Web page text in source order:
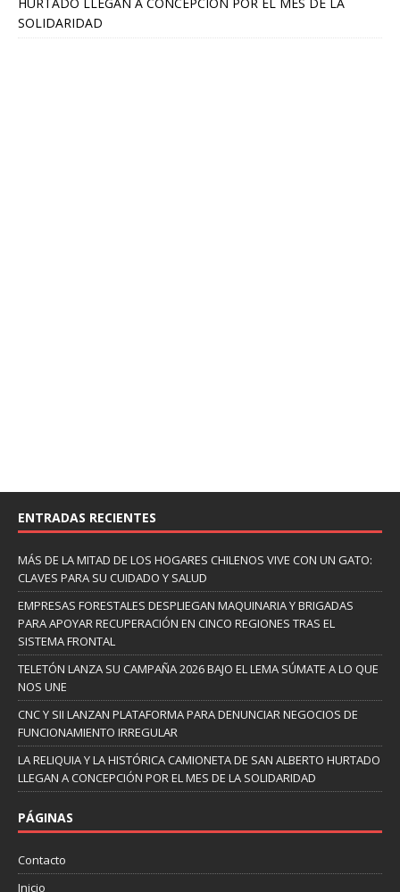
HURTADO LLEGAN A CONCEPCIÓN POR EL MES DE LA
SOLIDARIDAD
ENTRADAS RECIENTES
MÁS DE LA MITAD DE LOS HOGARES CHILENOS VIVE CON UN GATO:
CLAVES PARA SU CUIDADO Y SALUD
EMPRESAS FORESTALES DESPLIEGAN MAQUINARIA Y BRIGADAS
PARA APOYAR RECUPERACIÓN EN CINCO REGIONES TRAS EL
SISTEMA FRONTAL
TELETÓN LANZA SU CAMPAÑA 2026 BAJO EL LEMA SÚMATE A LO QUE
NOS UNE
CNC Y SII LANZAN PLATAFORMA PARA DENUNCIAR NEGOCIOS DE
FUNCIONAMIENTO IRREGULAR
LA RELIQUIA Y LA HISTÓRICA CAMIONETA DE SAN ALBERTO HURTADO
LLEGAN A CONCEPCIÓN POR EL MES DE LA SOLIDARIDAD
PÁGINAS
Contacto
Inicio